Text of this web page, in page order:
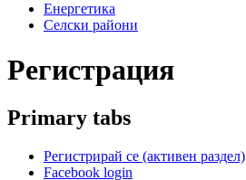
Енергетика
Селски райони
Регистрация
Primary tabs
Регистрирай се (активен раздел)
Facebook login